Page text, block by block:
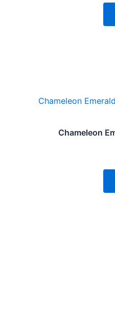
Chameleon